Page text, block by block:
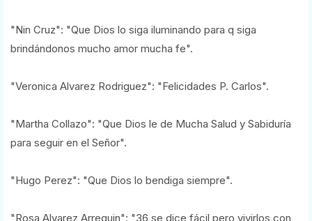
"Nin Cruz": "Que Dios lo siga iluminando para q siga
brindándonos mucho amor mucha fe".
"Veronica Alvarez Rodriguez": "Felicidades P. Carlos".
"Martha Collazo": "Que Dios le de Mucha Salud y Sabiduría
para seguir en el Señor".
"Hugo Perez": "Que Dios lo bendiga siempre".
"Rosa Alvarez Arreguin": "36 se dice fácil pero vivirlos con